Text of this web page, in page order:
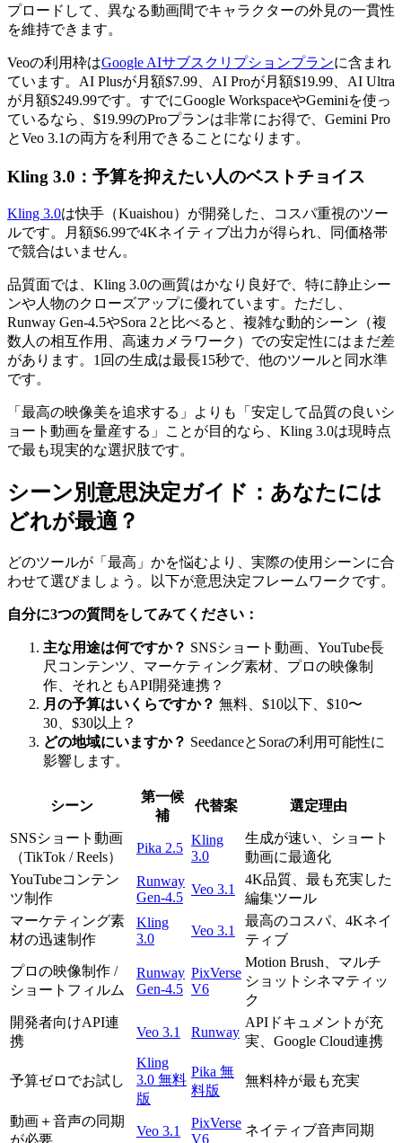
プロードして、異なる動画間でキャラクターの外見の一貫性
を維持できます。
Veoの利用枠はGoogle AIサブスクリプションプランに含まれ
ています。AI Plusが月額$7.99、AI Proが月額$19.99、AI Ultra
が月額$249.99です。すでにGoogle WorkspaceやGeminiを使っ
ているなら、$19.99のProプランは非常にお得で、Gemini Pro
とVeo 3.1の両方を利用できることになります。
Kling 3.0：予算を抑えたい人のベストチョイス
Kling 3.0は快手（Kuaishou）が開発した、コスパ重視のツー
ルです。月額$6.99で4Kネイティブ出力が得られ、同価格帯
で競合はいません。
品質面では、Kling 3.0の画質はかなり良好で、特に静止シー
ンや人物のクローズアップに優れています。ただし、
Runway Gen-4.5やSora 2と比べると、複雑な動的シーン（複
数人の相互作用、高速カメラワーク）での安定性にはまだ差
があります。1回の生成は最長15秒で、他のツールと同水準
です。
「最高の映像美を追求する」よりも「安定して品質の良いシ
ョート動画を量産する」ことが目的なら、Kling 3.0は現時点
で最も現実的な選択肢です。
シーン別意思決定ガイド：あなたには
どれが最適？
どのツールが「最高」かを悩むより、実際の使用シーンに合
わせて選びましょう。以下が意思決定フレームワークです。
自分に3つの質問をしてみてください：
主な用途は何ですか？ SNSショート動画、YouTube長
尺コンテンツ、マーケティング素材、プロの映像制
作、それともAPI開発連携？
月の予算はいくらですか？ 無料、$10以下、$10〜
30、$30以上？
どの地域にいますか？ SeedanceとSoraの利用可能性に
影響します。
シーン
第一候
補
代替案 選定理由
SNSショート動画
（TikTok / Reels）
Pika 2.5
Kling
3.0
生成が速い、ショート
動画に最適化
YouTubeコンテン
ツ制作
Runway
Gen-4.5
Veo 3.1
4K品質、最も充実した
編集ツール
マーケティング素
材の迅速制作
Kling
3.0
Veo 3.1
最高のコスパ、4Kネイ
ティブ
プロの映像制作 /
ショートフィルム
Runway
Gen-4.5
PixVerse
V6
Motion Brush、マルチ
ショットシネマティッ
ク
開発者向けAPI連
携
Veo 3.1 Runway
APIドキュメントが充
実、Google Cloud連携
予算ゼロでお試し
Kling
3.0 無料
版
Pika 無
料版
無料枠が最も充実
動画＋音声の同期
Veo 3.1
PixVerse
V6
ネイティブ音声同期